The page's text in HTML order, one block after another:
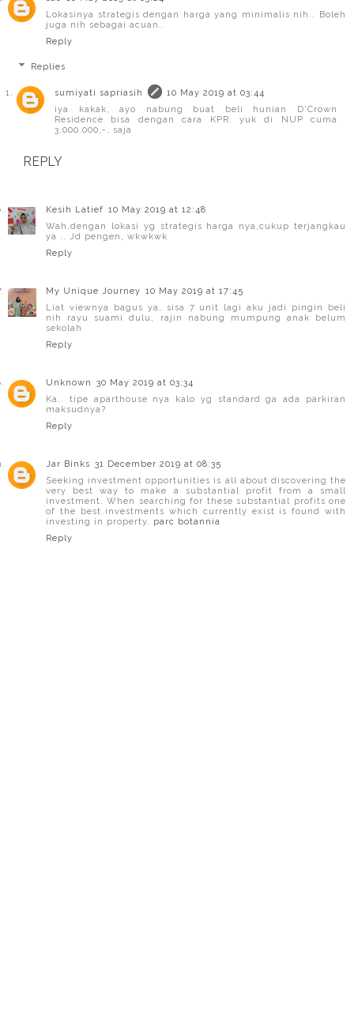
Lokasinya strategis dengan harga yang minimalis nih.. Boleh
juga nih sebagai acuan..
Reply
Replies
sumiyati sapriasih
10 May 2019 at 03:44
iya kakak, ayo nabung buat beli hunian D'Crown
Residence bisa dengan cara KPR. yuk di NUP cuma
3.000.000,-. saja
REPLY
Kesih Latief 10 May 2019 at 12:48
Wah,dengan lokasi yg strategis harga nya,cukup terjangkau
ya .. Jd pengen, wkwkwk
Reply
My Unique Journey 10 May 2019 at 17:45
Liat viewnya bagus ya, sisa 7 unit lagi aku jadi pingin beli
nih rayu suami dulu, rajin nabung mumpung anak belum
sekolah
Reply
Unknown
30 May 2019 at 03:34
Ka.. tipe aparthouse nya kalo yg standard ga ada parkiran
maksudnya?
Reply
Jar Binks 31 December 2019 at 08:35
Seeking investment opportunities is all about discovering the
very best way to make a substantial profit from a small
investment. When searching for these substantial profits one
of the best investments which currently exist is found with
investing in property. parc botannia
Reply